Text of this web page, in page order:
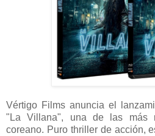
Vértigo Films anuncia el
"La Villana", una de las más
coreano. Puro thriller de acción,